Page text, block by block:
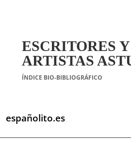
ESCRITORES Y
ARTISTAS
ÍNDICE BIO-BIBLIOGRÁFICO
españolito.es